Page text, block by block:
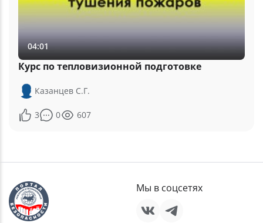
04:01
Курс по тепловизионной подготовке
Казанцев С.Г.
3 0 607
Мы в соцсетях